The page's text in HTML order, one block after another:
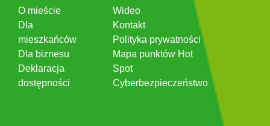
O mieście
Dla
mieszkańców
Dla biznesu
Deklaracja
dostępności
Wideo
Kontakt
Polityka prywatności
Mapa punktów Hot
Spot
Cyberbezpieczeństwo